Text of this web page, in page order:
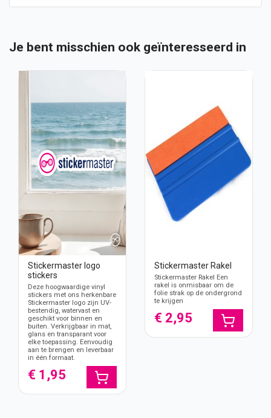
Je bent misschien ook geïnteresseerd in
Stickermaster logo
stickers
Deze hoogwaardige vinyl
stickers met ons herkenbare
Stickermaster logo zijn UV-
bestendig, watervast en
geschikt voor binnen en
buiten. Verkrijgbaar in mat,
glans en transparant voor
elke toepassing. Eenvoudig
aan te brengen en leverbaar
in één formaat.
€ 1,95
Stickermaster Rakel
Stickermaster Rakel Een
rakel is onmisbaar om de
folie strak op de ondergrond
te krijgen
€ 2,95